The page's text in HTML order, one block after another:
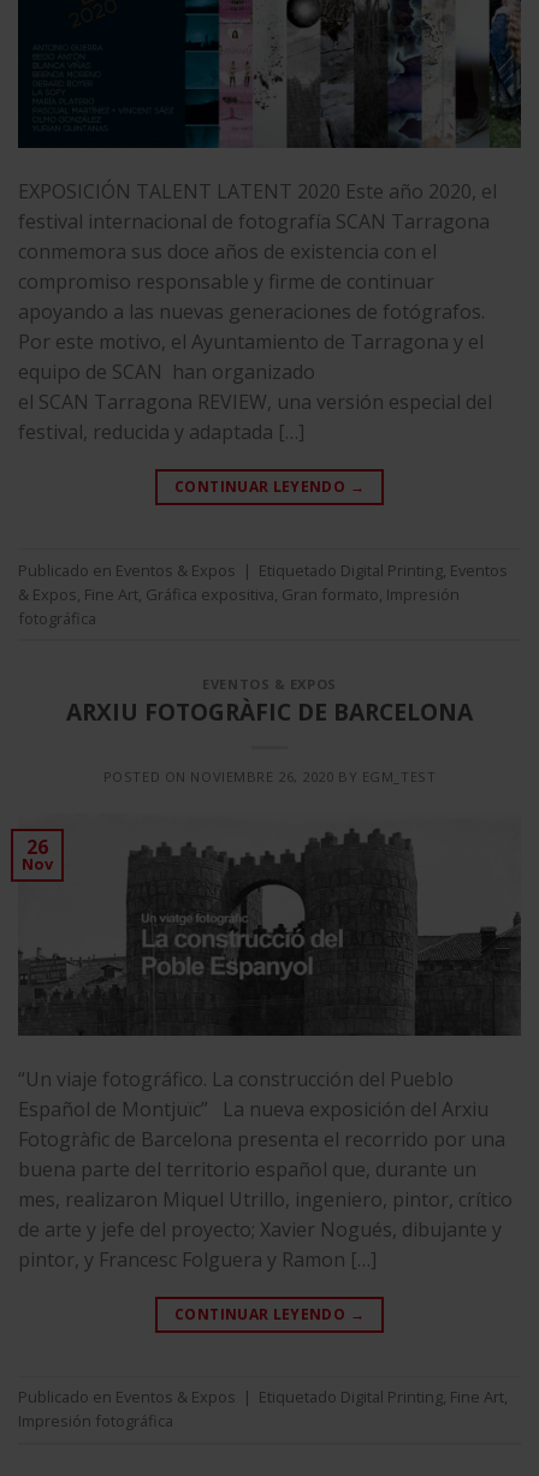
EXPOSICIÓN TALENT LATENT 2020 Este año 2020, el
festival internacional de fotografía SCAN Tarragona
conmemora sus doce años de existencia con el
compromiso responsable y firme de continuar
apoyando a las nuevas generaciones de fotógrafos.
Por este motivo, el Ayuntamiento de Tarragona y el
equipo de SCAN han organizado
el SCAN Tarragona REVIEW, una versión especial del
festival, reducida y adaptada […]
CONTINUAR LEYENDO →
Publicado en Eventos & Expos | Etiquetado Digital Printing, Eventos
& Expos, Fine Art, Gráfica expositiva, Gran formato, Impresión
fotográfica
EVENTOS & EXPOS
ARXIU FOTOGRÀFIC DE BARCELONA
POSTED ON NOVIEMBRE 26, 2020 BY EGM_TEST
26
Nov
“Un viaje fotográfico. La construcción del Pueblo
Español de Montjuïc” La nueva exposición del Arxiu
Fotogràfic de Barcelona presenta el recorrido por una
buena parte del territorio español que, durante un
mes, realizaron Miquel Utrillo, ingeniero, pintor, crítico
de arte y jefe del proyecto; Xavier Nogués, dibujante y
pintor, y Francesc Folguera y Ramon […]
CONTINUAR LEYENDO →
Publicado en Eventos & Expos | Etiquetado Digital Printing, Fine Art,
Impresión fotográfica